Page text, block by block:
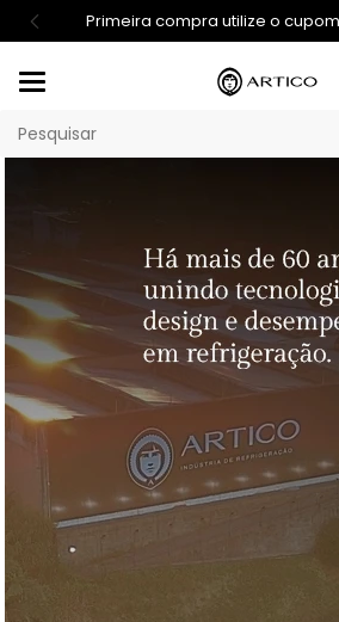
Primeira compra utilize o